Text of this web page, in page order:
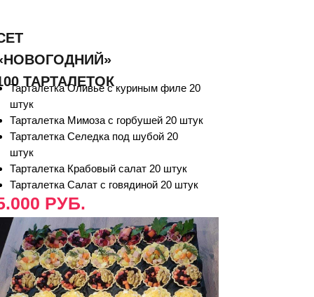
ТАРТАЛЕТОК
Тарталетка Оливье с куриным филе 20
штук
Тарталетка Мимоза с горбушей 20 штук
Тарталетка Селедка под шубой 20
штук
Тарталетка Крабовый салат 20 штук
Тарталетка Салат с говядиной 20 штук
РУБ.